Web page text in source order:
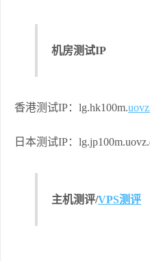
机房测试IP
香港测试IP：lg.hk100m.
日本测试IP：
主机测评/VPS测评